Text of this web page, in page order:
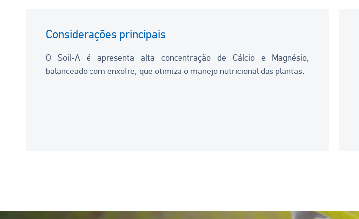
Considerações principais
O Soil-A é apresenta alta concentração de Cálcio e Magnésio,
balanceado com enxofre, que otimiza o manejo nutricional das plantas.